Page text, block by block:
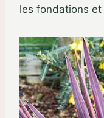
les fondations et